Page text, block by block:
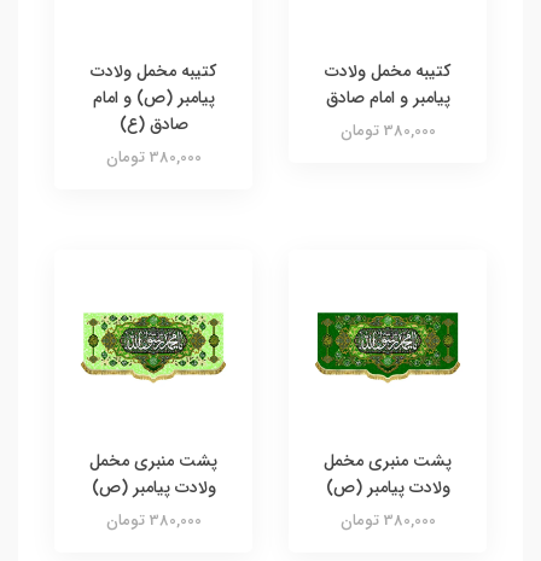
کتیبه مخمل ولادت
پیامبر و امام صادق
380,000 تومان
کتیبه مخمل ولادت
پیامبر (ص) و امام
صادق (ع)
380,000 تومان
پشت منبری مخمل
ولادت پیامبر (ص)
380,000 تومان
پشت منبری مخمل
ولادت پیامبر (ص)
380,000 تومان